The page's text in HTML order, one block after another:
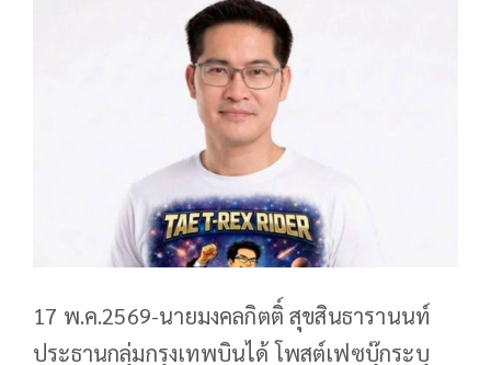
17 พ.ค.2569-นายมงคลกิตติ์ สุขสินธารานนท์
ประธานกลุ่มกรุงเทพบินได้ โพสต์เฟซบุ๊กระบุ